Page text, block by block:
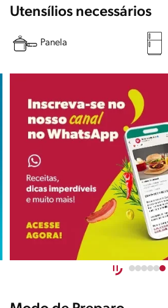
Utensílios necessários
Panela